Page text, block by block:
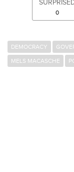
0
DEMOCRACY
MELS MACASCHE